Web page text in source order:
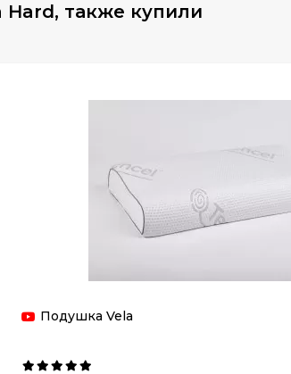
также купили
Подушка Vela